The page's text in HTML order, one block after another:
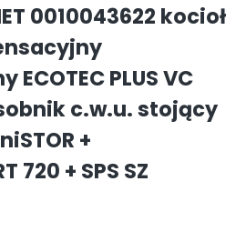
0010043622 kocioł
PLUS VC
c.w.u. stojący
+
720 + SPS SZ